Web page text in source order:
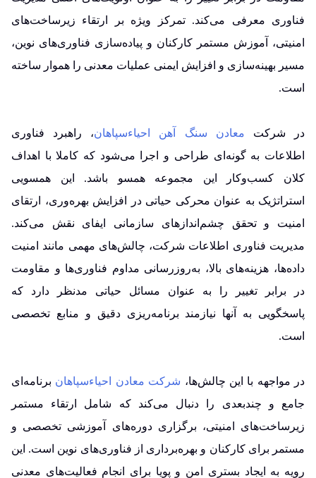
فناوری معرفی می‌کند. تمرکز ویژه بر ارتقاء زیرساخت‌های
امنیتی، آموزش مستمر کارکنان و پیاده‌سازی فناوری‌های نوین،
مسیر بهینه‌سازی و افزایش ایمنی عملیات معدنی را هموار ساخته
است.
در شرکت معادن سنگ آهن احیاءسپاهان، راهبرد فناوری
اطلاعات به گونه‌ای طراحی و اجرا می‌شود که کاملا با اهداف
کلان کسب‌وکار این مجموعه همسو باشد. این همسویی
استراتژیک به عنوان محرکی حیاتی در افزایش بهره‌وری، ارتقای
امنیت و تحقق چشم‌اندازهای سازمانی ایفای نقش می‌کند.
مدیریت فناوری اطلاعات شرکت، چالش‌های مهمی مانند امنیت
داده‌ها، هزینه‌های بالا، به‌روزرسانی مداوم فناوری‌ها و مقاومت
در برابر تغییر را به عنوان مسائل حیاتی مدنظر دارد که
پاسخگویی به آنها نیازمند برنامه‌ریزی دقیق و منابع تخصصی
است.
در مواجهه با این چالش‌ها، شرکت معادن احیاءسپاهان برنامه‌ای
جامع و چندبعدی را دنبال می‌کند که شامل ارتقاء مستمر
زیرساخت‌های امنیتی، برگزاری دوره‌های آموزشی تخصصی و
مستمر برای کارکنان و بهره‌برداری از فناوری‌های نوین است. این
رویه به ایجاد بستری امن و پویا برای انجام فعالیت‌های معدنی